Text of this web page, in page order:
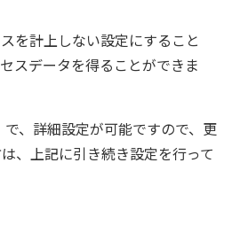
を計上しない設定にすること
スデータを得ることができま
で、詳細設定が可能ですので、更
、上記に引き続き設定を行って